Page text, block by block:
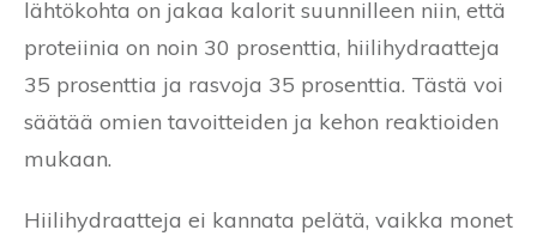
lähtökohta on jakaa kalorit suunnilleen niin, että
proteiinia on noin 30 prosenttia, hiilihydraatteja
35 prosenttia ja rasvoja 35 prosenttia. Tästä voi
säätää omien tavoitteiden ja kehon reaktioiden
mukaan.
Hiilihydraatteja ei kannata pelätä, vaikka monet